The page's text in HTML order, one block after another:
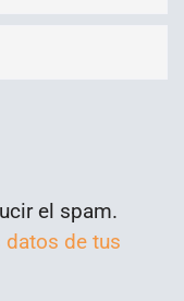
el spam.
de tus